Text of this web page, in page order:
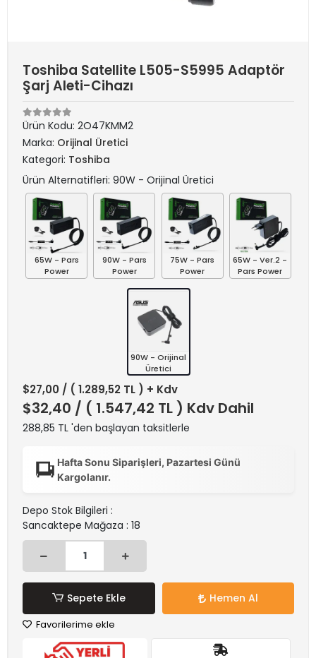
Toshiba Satellite L505-S5995 Adaptör
Şarj Aleti-Cihazı
Ürün Kodu: 2O47KMM2
Marka: Orijinal Üretici
Kategori: Toshiba
Ürün Alternatifleri: 90W - Orijinal Üretici
65W - Pars
Power
90W - Pars
Power
75W - Pars
Power
65W - Ver.2 -
Pars Power
90W - Orijinal
Üretici
$27,00 / ( 1.289,52 TL ) + Kdv
$32,40 / ( 1.547,42 TL ) Kdv Dahil
288,85 TL 'den başlayan taksitlerle
Hafta Sonu Siparişleri, Pazartesi Günü
Kargolanır.
Depo Stok Bilgileri :
Sancaktepe Mağaza : 18
Sepete Ekle Hemen Al
Favorilerime ekle